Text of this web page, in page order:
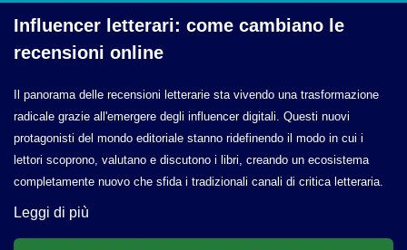
Influencer letterari: come cambiano le
recensioni online
Il panorama delle recensioni letterarie sta vivendo una trasformazione
radicale grazie all'emergere degli influencer digitali. Questi nuovi
protagonisti del mondo editoriale stanno ridefinendo il modo in cui i
lettori scoprono, valutano e discutono i libri, creando un ecosistema
completamente nuovo che sfida i tradizionali canali di critica letteraria.
Leggi di più